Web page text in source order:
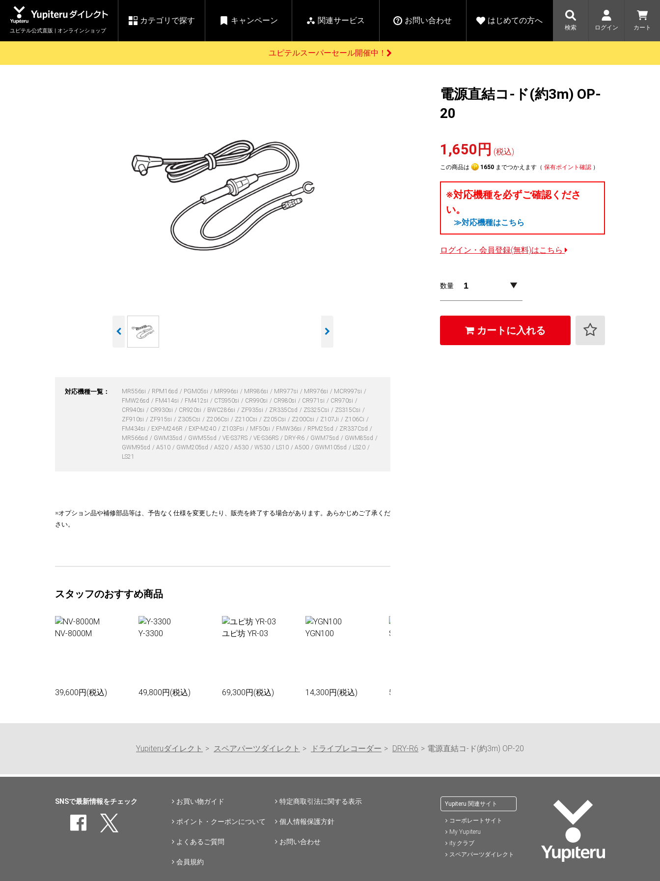
ユピテル公式直販 | オンラインショップ
カテゴリで探す キャンペーン 関連サービス お問い合わせ はじめての方へ
検索 ログイン カート
スペアパーツ
Yupiteruオリジナル
アイテム一覧
Yupiteruメタバース
アウトレット
駐車監視セット
サポートカー用品
ユピテル公式サイトはこちら
詳しくはこちら
ゼント！
人気モデル対象！乗
詳しくはこちら
お役立ち情報・トピックス
各種お問い合わせはこちら
純正スペアパーツを探す
新規会員登録をする
Yupiteruダイレクトに新規会員登録いただくと、
ユピテルスーパーセール開催中！
対応機種一覧： MR556si RPM16sd PGM05si MR996si MR986si MR977si MR976si
MCR997si
FMW26sd
FM414si FM412si CTS950si CR990si CR980si CR971si
CR970si
CR940si
CR930si CR920si BWC286si ZF935si ZR335Csd ZS325Csi
ZS315Csi
ZF910si
ZF915si Z305Csi Z206Csi Z210Csi Z205Csi Z200Csi Z107Ji
Z106Ci
FM434si
EXP-M246R EXP-M240 Z103Fsi MF50si FMW36si RPM25sd
ZR337Csd
MR566sd
GWM35sd GWM55sd VE-S37RS VE-S36RS DRY-R6 GWM75sd
GWM85sd
GWM95sd
A510 GWM205sd A520 A530 W530 LS10 A500 GWM105sd
LS20
LS21
※オプション品や補修部品等は、予告なく仕様を変更したり、販売を終了する場合があります。あらかじめご了承くだ
さい。
スタッフのおすすめ商品
NV-8000M
39,600円(税込)
Y-3300
49,800円(税込)
ユピ坊 YR-03
69,300円(税込)
YGN100
14,300円(税込)
Sakura01
55,000円(税込)
電源直結コ-ド(約3m) OP-
20
1,650円 (税込)
この商品は 1650 までつかえます（ 保有ポイント確認 ）
※対応機種を必ずご確認くださ
い。
≫対応機種はこちら
ログイン・会員登録(無料)はこちら
数量
カートに入れる
Yupiteruダイレクト スペアパーツダイレクト ドライブレコーダー DRY-R6 電源直結コ-ド(約3m) OP-20
SNSで最新情報をチェック お買い物ガイド 特定商取引法に関する表示
ポイント・クーポンについて 個人情報保護方針
よくあるご質問 お問い合わせ
会員規約
Yupiteru 関連サイト
コーポレートサイト
My Yupiteru
ity.クラブ
スペアパーツダイレクト